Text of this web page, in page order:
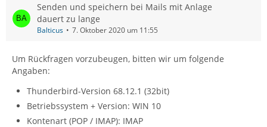
Senden und speichern bei Mails mit Anlage
dauert zu lange
Balticus 7. Oktober 2020 um 11:55
Um Rückfragen vorzubeugen, bitten wir um folgende
Angaben:
Thunderbird-Version 68.12.1 (32bit)
Betriebssystem + Version: WIN 10
Kontenart (POP / IMAP): IMAP